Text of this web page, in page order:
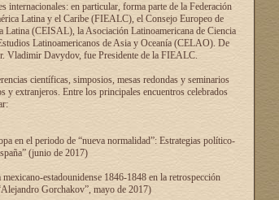
internacionales: en particular, forma parte de la Federación
Latina y el Caribe (FIEALC), el Consejo Europeo de
Latina (CEISAL), la Asociación Latinoamericana de Ciencia
Latinoamericanos de Asia y Oceanía (CELAO). De
Vladimir Davydov, fue Presidente de la FIEALC.
científicas, simposios, mesas redondas y seminarios
y extranjeros. Entre los principales encuentros celebrados
en el periodo de “nueva normalidad”: Estrategias político-
(junio de 2017)
estadounidense 1846-1848 en la retrospección
Gorchakov”, mayo de 2017)